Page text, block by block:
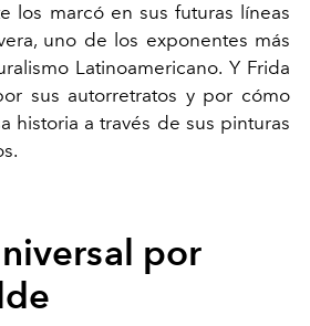
los marcó en sus futuras líneas
uno de los exponentes más
Latinoamericano. Y Frida
sus autorretratos y por cómo
historia a través de sus pinturas
por